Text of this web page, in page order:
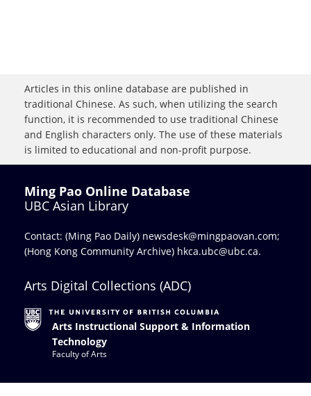
Articles in this online database are published in
traditional Chinese. As such, when utilizing the search
function, it is recommended to use traditional Chinese
and English characters only. The use of these materials
is limited to educational and non-profit purpose.
Ming Pao Online Database
UBC Asian Library
Contact: (Ming Pao Daily) newsdesk@mingpaovan.com;
(Hong Kong Community Archive) hkca.ubc@ubc.ca.
Arts Digital Collections (ADC)
Arts Instructional Support & Information
Technology
Faculty of Arts